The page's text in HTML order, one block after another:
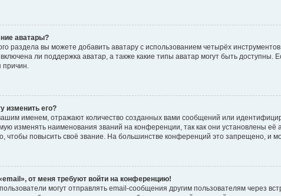
аватары?
раздела вы можете добавить аватару с использованием четырёх
ли поддержка аватар, а также какие типы аватар могут быть
изменить его?
именем, отражают количество созданных вами сообщений или
изменять наименования званий на конференции, так как они установлены
чтобы повысить своё звание. На большинстве конференций это запрещено, и
от меня требуют войти на конференцию!
могут отправлять email-сообщения другим пользователям через